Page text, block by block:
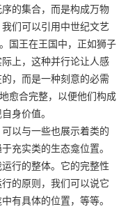
的集合，而是构成万物
们可以引用中世纪文艺
国王在王国中，正如狮子
上，这种并行论让人感
，而是一种刻意的必需
愈合完整，以便他们构成
身价值。
以与一些也展示着类的
充实类的生态龛位置。
行的整体。它的完整性
的原则，我们可以说它
有具体的位置，等等。